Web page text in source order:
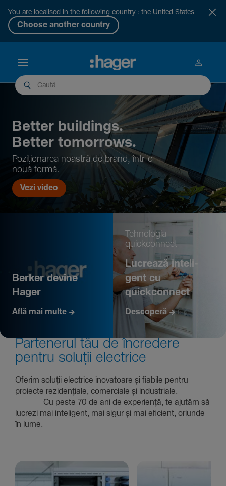
You are localised in the following country : the United States
Choose another country
Better buil­dings.
Better tomor­rows.
Pozi­țio­narea noastră de brand, într-o
nouă formă.
Vezi video
Berker devine
Hager
Află mai multe
Tehno­logia
quickconnect
Lucrează inte­li­
gent cu
quickconnect
Descoperă
Parte­nerul tău de încre­dere
pentru soluții electrice
Oferim soluții electrice inova­toare și fiabile pentru
proiecte rezi­den­țiale, comer­ciale și indus­triale.
Cu peste 70 de ani de expe­riență, te ajutăm să
lucrezi mai inte­li­gent, mai sigur și mai eficient, oriunde
în lume.